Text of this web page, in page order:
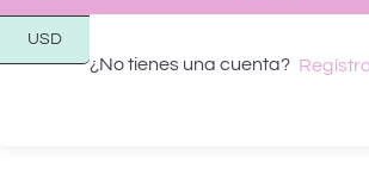
¿No tienes una cuenta?
USD